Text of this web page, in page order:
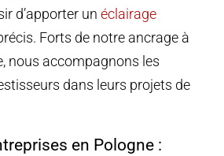
d’apporter unéclairage
Forts de notre ancrage à
nous accompagnons les
dans leurs projets de
en Pologne :